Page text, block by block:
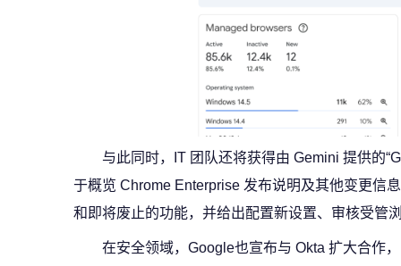
与此同时，IT 团队还将获得由 Gemini 提供的
于概览 Chrome Enterprise 发布说明及其他变更信
和即将废止的功能，并给出配置新设置、审核受管
在安全领域，Google也宣布与 Okta 扩大合作